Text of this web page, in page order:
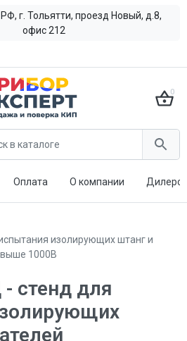
г. Тольятти, проезд Новый, д.8,
офис 212
0
Оплата О компании
изолирующих штанг и
1000В
стенд для